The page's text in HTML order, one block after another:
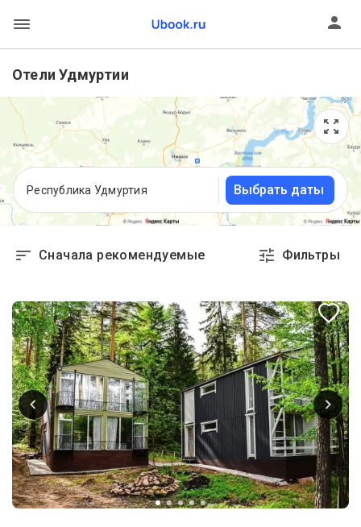
Отели Удмуртии
Республика Удмуртия Выбрать даты
Сначала рекомендуемые Фильтры